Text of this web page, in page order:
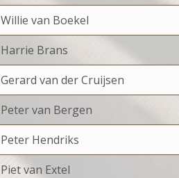
Willie van Boekel
Harrie Brans
Gerard van der Cruijsen
Peter van Bergen
Peter Hendriks
Piet van Extel